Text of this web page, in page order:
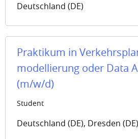
Deutschland (DE)
Praktikum in
modellierung oder Data
(m/w/d)
Student
Deutschland (DE), Dresden (DE)